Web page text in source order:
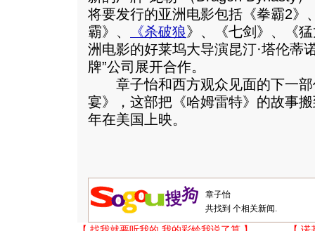
将要发行的亚洲电影包括《拳霸2》
霸》、
《杀破狼》、《七剑》、《
洲电影的好莱坞大导演昆汀·塔伦蒂
牌”公司展开合作。
章子怡和西方观众见面的下一部
宴》，这部把《哈姆雷特》的故事
年在美国上映。
共找到 个相关新闻.